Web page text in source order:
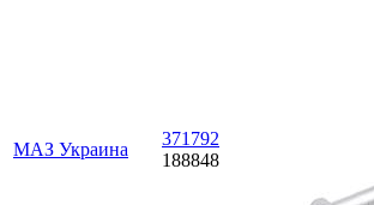
МАЗ Украина
371792
188848